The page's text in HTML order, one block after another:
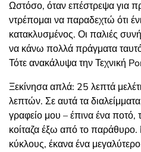
Ωστόσο, όταν επέστρεψα για
ντρέπομαι να παραδεχτώ ότι
κατακλυσμένος. Οι παλιές
να κάνω πολλά πράγματα
Τότε ανακάλυψα την Τεχνική
Ξεκίνησα απλά: 25 λεπτά
λεπτών. Σε αυτά τα
γραφείο μου – έπινα ένα
κοίταζα έξω από το παράθυρο.
κύκλους, έκανα ένα